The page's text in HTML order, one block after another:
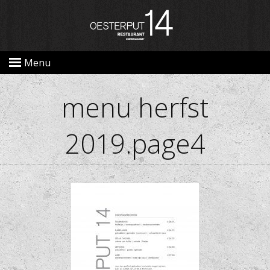
Menu
menu herfst
2019.page4